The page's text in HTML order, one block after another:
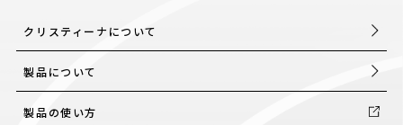
クリスティーナについて
製品について
製品の使い方